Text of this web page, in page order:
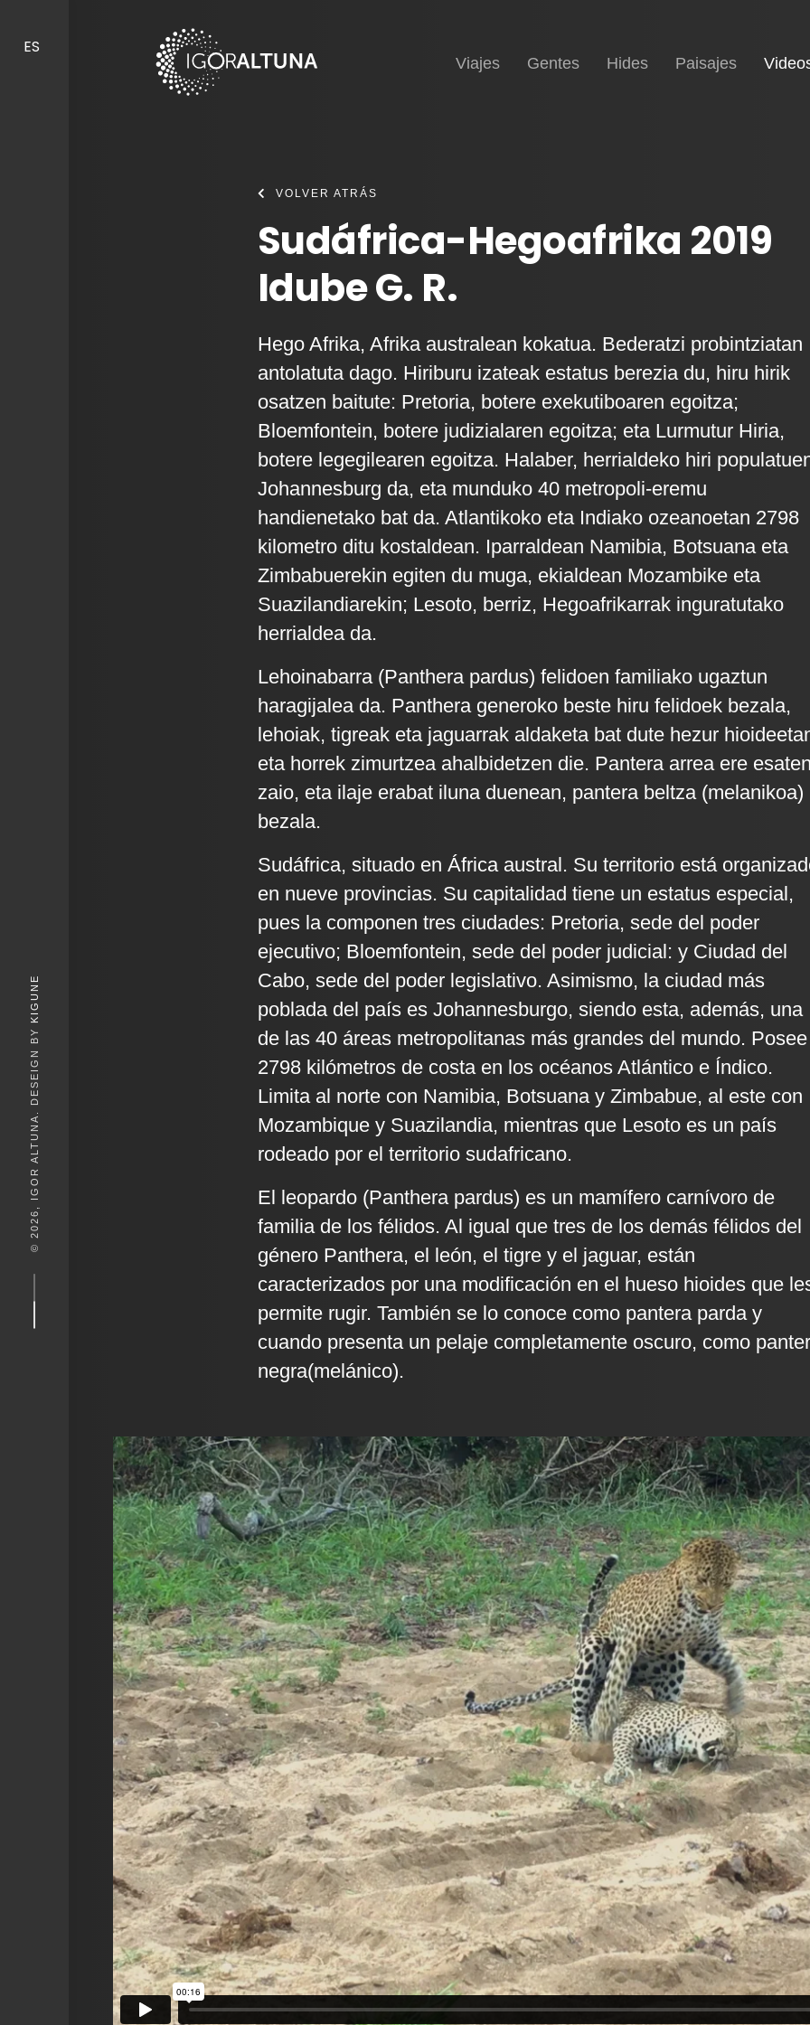
ES
© 2026, IGOR ALTUNA. DESEIGN BY
KIGUNE
Inicio
Viajes Gentes Hides Paisajes
VOLVER ATRÁS
Sudáfrica-Hegoafrika 2019
Idube G. R.
Hego Afrika, Afrika australean kokatua. Bederatzi probintziatan
antolatuta dago. Hiriburu izateak estatus berezia du, hiru hirik
osatzen baitute: Pretoria, botere exekutiboaren egoitza;
Bloemfontein, botere judizialaren egoitza; eta Lurmutur Hiria,
botere legegilearen egoitza. Halaber, herrialdeko hiri
Johannesburg da, eta munduko 40 metropoli-eremu
handienetako bat da. Atlantikoko eta Indiako ozeanoetan 2798
kilometro ditu kostaldean. Iparraldean Namibia, Botsuana eta
Zimbabuerekin egiten du muga, ekialdean Mozambike eta
Suazilandiarekin; Lesoto, berriz, Hegoafrikarrak inguratutako
herrialdea da.
Lehoinabarra (Panthera pardus) felidoen familiako ugaztun
haragijalea da. Panthera generoko beste hiru felidoek bezala,
lehoiak, tigreak eta jaguarrak aldaketa bat dute hezur
eta horrek zimurtzea ahalbidetzen die. Pantera arrea ere
zaio, eta ilaje erabat iluna duenean, pantera beltza (melanikoa)
bezala.
Sudáfrica, situado en África austral. Su territorio está
en nueve provincias. Su capitalidad tiene un estatus especial,
pues la componen tres ciudades: Pretoria, sede del poder
ejecutivo; Bloemfontein, sede del poder judicial: y Ciudad del
Cabo, sede del poder legislativo. Asimismo, la ciudad más
poblada del país es Johannesburgo, siendo esta, además, una
de las 40 áreas metropolitanas más grandes del mundo. Posee
2798 kilómetros de costa en los océanos Atlántico e Índico.
Limita al norte con Namibia, Botsuana y Zimbabue, al este con
Mozambique y Suazilandia, mientras que Lesoto es un país
rodeado por el territorio sudafricano.
El leopardo (Panthera pardus) es un mamífero carnívoro de
familia de los félidos. Al igual que tres de los demás félidos del
género Panthera, el león, el tigre y el jaguar, están
caracterizados por una modificación en el hueso hioides que
permite rugir. También se lo conoce como pantera parda y
cuando presenta un pelaje completamente oscuro, como
negra(melánico).